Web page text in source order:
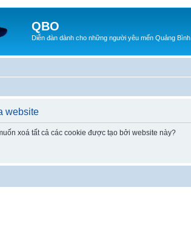
QBO
Diễn đàn dành cho những người yêu mến Quảng Bình
website
xoá tất cả các cookie được tạo bởi website này?